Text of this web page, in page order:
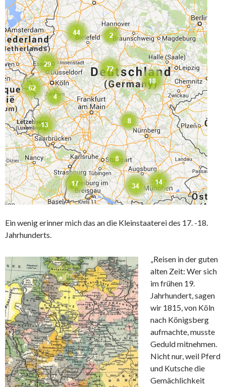
Ein wenig erinner mich das an die Kleinstaaterei des 17. -18.
Jahrhunderts.
„Reisen in der guten
alten Zeit: Wer sich
im frühen 19.
Jahrhundert, sagen
wir 1815, von Köln
nach Königsberg
aufmachte, musste
Geduld mitnehmen.
Nicht nur, weil Pferd
und Kutsche die
Gemächlichkeit